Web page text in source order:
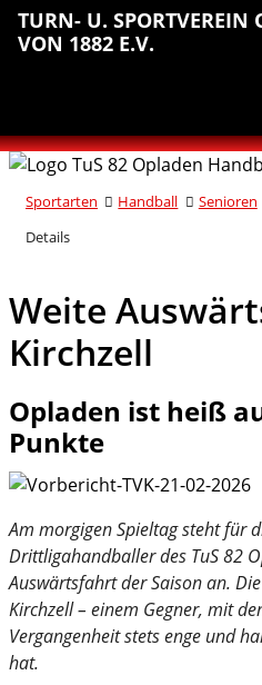
Sprungmarken
Inhalt
anspringen
Hauptnavigation
anspringen
Abteilungsnavigation
anspringen
Fußbereich
anspringen
TURN- U. SPORTVEREIN
VON 1882 E.V.
Sportarten Handball Senioren
Details
Weite
Kirchzell
Opladen ist heiß
Punkte
Am morgigen Spieltag steht für
Drittligahandballer des TuS 82
Auswärtsfahrt der Saison an.
Kirchzell – einem Gegner, mit
Vergangenheit stets enge und
hat.